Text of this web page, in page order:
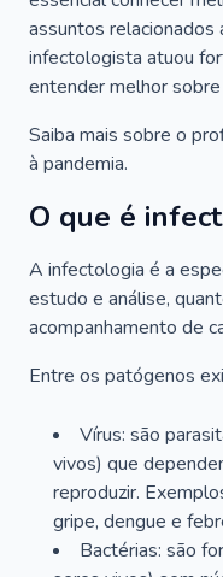
assuntos relacionados
infectologista atuou
entender melhor sobre
Saiba mais sobre o
à pandemia.
O que é
A infectologia é a
estudo e análise,
acompanhamento de
Entre os patógenos
Vírus: são
vivos) que
reproduzir.
gripe, dengue e
Bactérias: são